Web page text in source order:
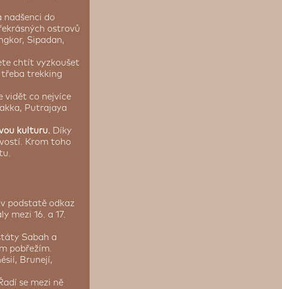
nadšenci do
ostrovů
Sipadan,
chtít vyzkoušet
třeba trekking
vidět co nejvíce
Putrajaya
kulturu. Díky
Krom toho
podstatě odkaz
mezi 16. a 17.
Sabah a
pobřežím.
Brunejí,
se mezi ně